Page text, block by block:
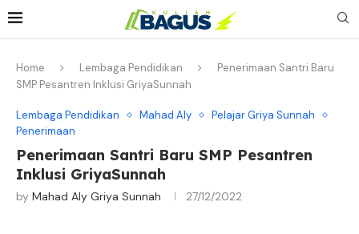
Home Lembaga Pendidikan
Penerimaan Santri Baru
SMP Pesantren Inklusi GriyaSunnah
Lembaga Pendidikan Mahad Aly
Pelajar Griya Sunnah
Penerimaan
Penerimaan Santri Baru SMP Pesantren
Inklusi GriyaSunnah
by Mahad Aly Griya Sunnah 27/12/2022